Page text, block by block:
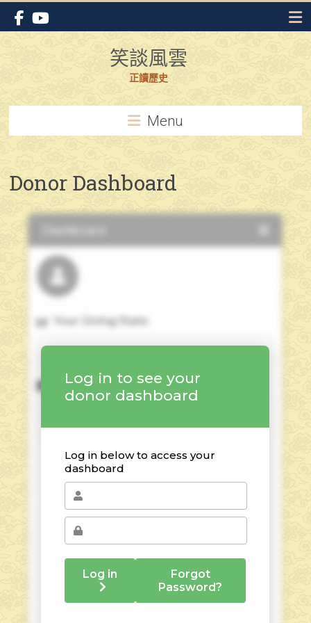
Skip
content
笑談風雲
正讀歷史
Menu
Donor Dashboard